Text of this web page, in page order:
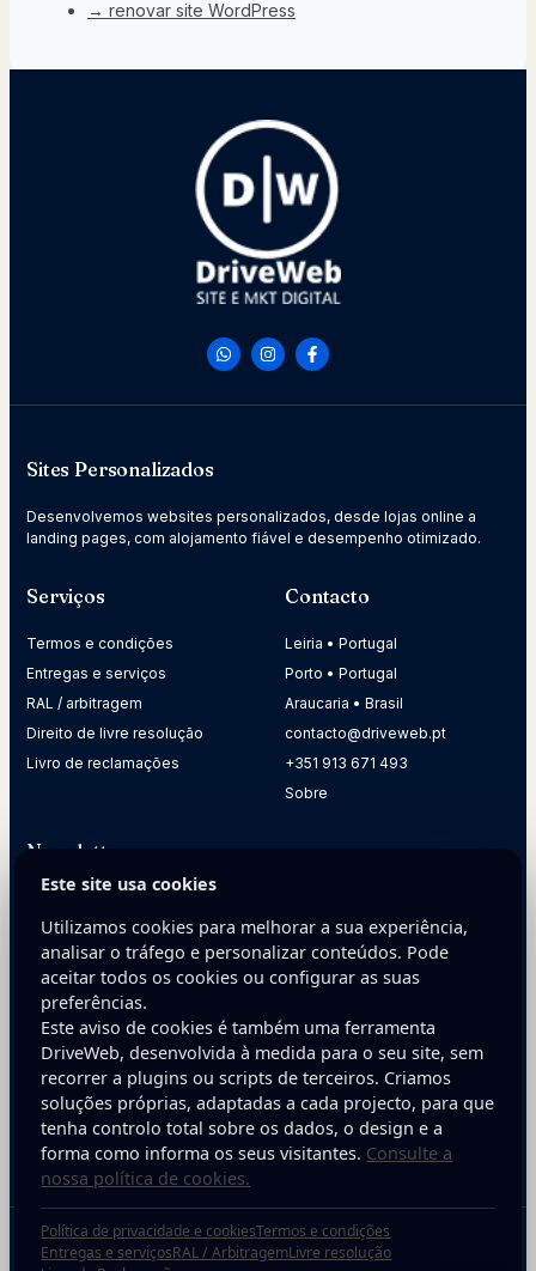
→ renovar site WordPress
Sites Personalizados
Desenvolvemos websites personalizados, desde lojas online a
landing pages, com alojamento fiável e desempenho otimizado.
Serviços
Termos e condições
Entregas e serviços
RAL / arbitragem
Direito de livre resolução
Livro de reclamações
Contacto
Leiria • Portugal
Porto • Portugal
Araucaria • Brasil
contacto@driveweb.pt
+351 913 671 493
Sobre
Newsletter
sua empresa.
E-mail
Inscreva-se
Copyright © 2025 DriveWeb. Todos os direitos reservados. Desenvolvido por
Este site usa cookies
Utilizamos cookies para melhorar a sua experiência,
analisar o tráfego e personalizar conteúdos. Pode
aceitar todos os cookies ou configurar as suas
preferências.
Este aviso de cookies é também uma ferramenta
DriveWeb, desenvolvida à medida para o seu site, sem
recorrer a plugins ou scripts de terceiros. Criamos
soluções próprias, adaptadas a cada projecto, para que
tenha controlo total sobre os dados, o design e a
forma como informa os seus visitantes. Consulte a
nossa política de cookies.
Política de privacidade e cookiesTermos e condições
Entregas e serviçosRAL / ArbitragemLivre resolução